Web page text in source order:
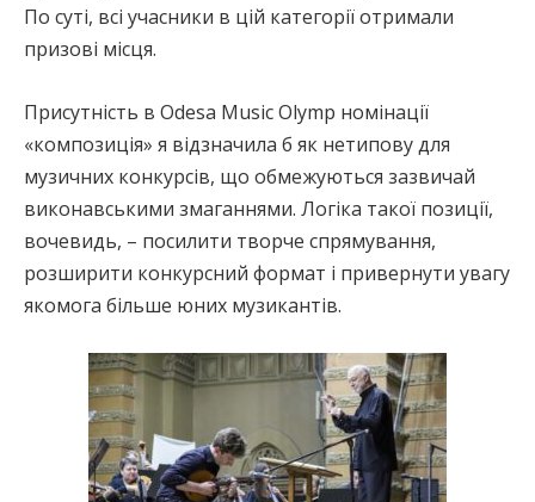
По суті, всі учасники в цій категорії отримали
призові місця.
Присутність в Odesa Musiс Olymp номінації
«композиція» я відзначила б як нетипову для
музичних конкурсів, що обмежуються зазвичай
виконавськими змаганнями. Логіка такої позиції,
вочевидь, – посилити творче спрямування,
розширити конкурсний формат і привернути увагу
якомога більше юних музикантів.